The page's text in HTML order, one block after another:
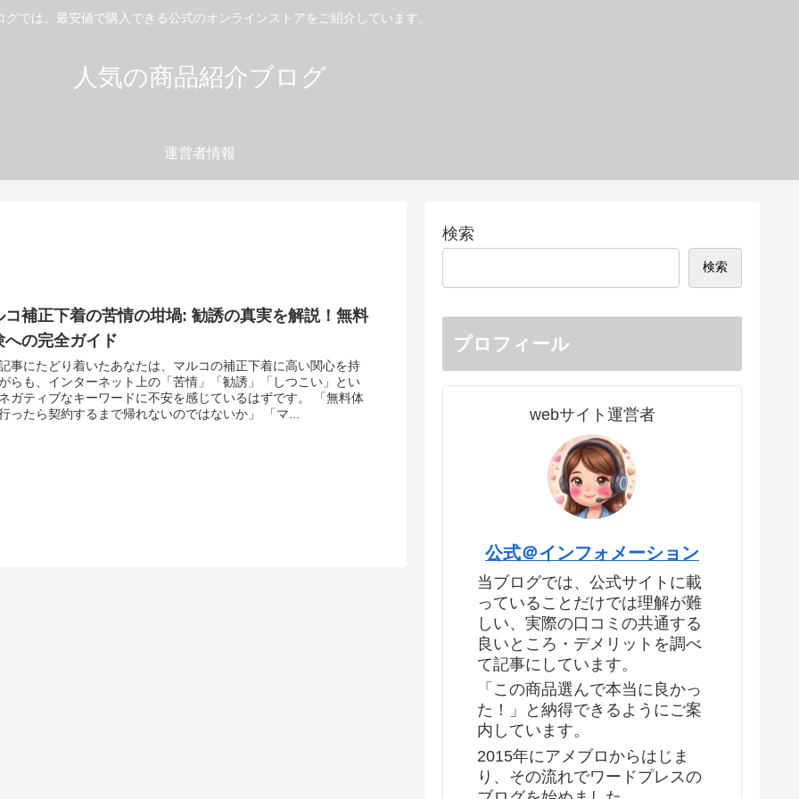
グでは、最安値で購入できる公式のオンラインストアをご紹介しています。
人気の商品紹介ブログ
運営者情報
コ補正下着の苦情の坩堝: 勧誘の真実を解説！無料
への完全ガイド
事にたどり着いたあなたは、マルコの補正下着に高い関心を持
らも、インターネット上の「苦情」「勧誘」「しつこい」とい
ガティブなキーワードに不安を感じているはずです。 「無料体
ったら契約するまで帰れないのではないか」 「マ...
検索
検索
プロフィール
webサイト運営者
公式＠インフォメーション
当ブログでは、公式サイトに載
っていることだけでは理解が難
しい、実際の口コミの共通する
良いところ・デメリットを調べ
て記事にしています。
「この商品選んで本当に良かっ
た！」と納得できるようにご案
内しています。
2015年にアメブロからはじま
り、その流れでワードプレスの